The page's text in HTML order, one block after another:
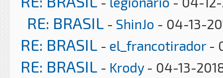
RE: BRASIL - ShinJo - 04-13-
RE: BRASIL - el_francotirador-
RE: BRASIL - Krody- 04-13-